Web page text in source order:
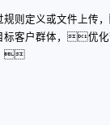
规则定义或文件上
标客户群体，优化
